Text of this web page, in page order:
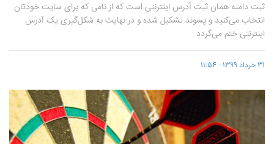
ثبت دامنه همان ثبت آدرس اینترنتی است که از نامی که برای سایت خودتان
انتخاب می‌کنید و پسوند تشکیل شده و در نهایت به شکل‌گیری یک آدرس
اینترنتی ختم می‌گردد
31 خرداد 1399 - 11:54